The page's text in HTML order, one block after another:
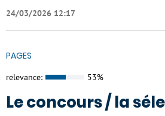
24/03/2026 12:17
PAGES
relevance: 53%
Le concours / la